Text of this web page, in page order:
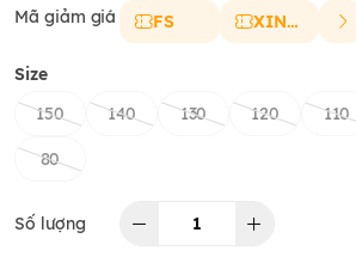
Mã giảm giá FS XINCHAO
Size
150
140 130 120 110
80
Số lượng